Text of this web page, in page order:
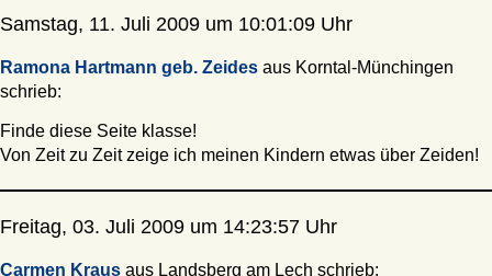
Samstag, 11. Juli 2009 um 10:01:09 Uhr
Ramona Hartmann geb. Zeides aus Korntal-Münchingen
schrieb:
Finde diese Seite klasse!
Von Zeit zu Zeit zeige ich meinen Kindern etwas über Zeiden!
Freitag, 03. Juli 2009 um 14:23:57 Uhr
Carmen Kraus aus Landsberg am Lech schrieb: